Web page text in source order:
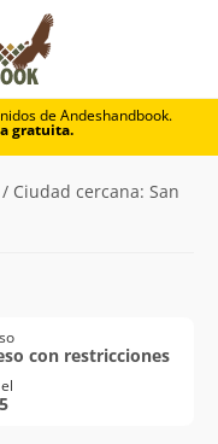
de Andeshandbook.
gratuita.
Ciudad cercana: San
con restricciones